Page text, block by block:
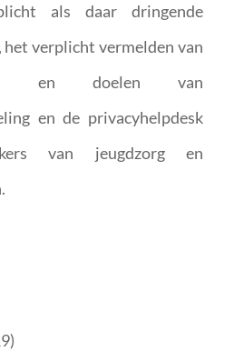
als daar dringende
het verplicht vermelden van
en doelen van
en de privacyhelpdesk
van jeugdzorg en